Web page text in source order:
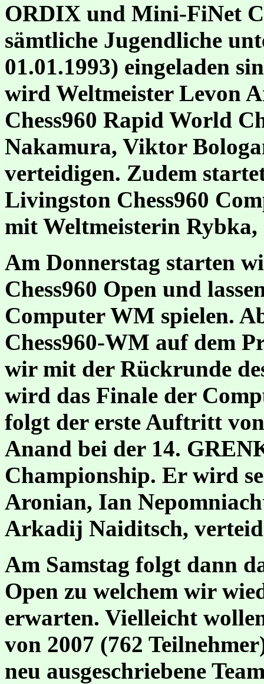
ORDIX und Mini-FiNet
sämtliche Jugendliche
01.01.1993) eingeladen
wird Weltmeister Levon
Chess960 Rapid World
Nakamura, Viktor
verteidigen. Zudem
Livingston Chess960
mit Weltmeisterin
Am Donnerstag starten
Chess960 Open und
Computer WM spielen.
Chess960-WM auf dem
wir mit der Rückrunde
wird das Finale der
folgt der erste Auftritt
Anand bei der 14.
Championship. Er wird
Aronian, Ian
Arkadij Naiditsch,
Am Samstag folgt dann
Open zu welchem wir
erwarten. Vielleicht
von 2007 (762
neu ausgeschriebene